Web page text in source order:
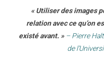
« Utiliser des images
relation avec ce qu’on
existé avant. » – Pierre
de